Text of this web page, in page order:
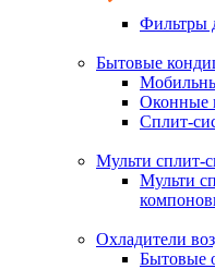
Фильтры
Бытовые
Оконные
Сплит-
Мульти сплит-
Мульти
Охладители
Бытовые